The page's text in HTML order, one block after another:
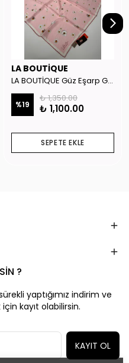
LA BOUTİQUE
LA BOUTİQUE Güz Eşarp GYSE130804
%19
₺ 1,350.00
₺ 1,100.00
SEPETE EKLE
?
yaptığımız indirim ve
kayıt olabilirsin.
KAYIT OL